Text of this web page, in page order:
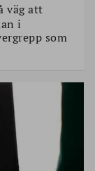
väg att
i
som